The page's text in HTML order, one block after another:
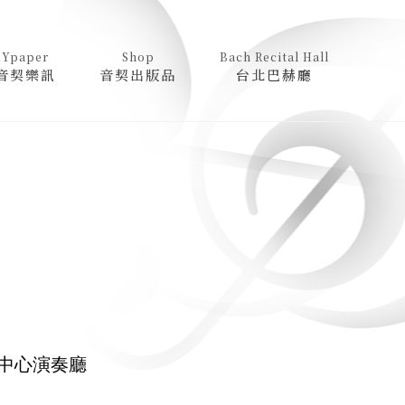
Ypaper
契樂訊
Shop
音契出版品
Bach Recital Hall
台北巴赫廳
心演奏廳